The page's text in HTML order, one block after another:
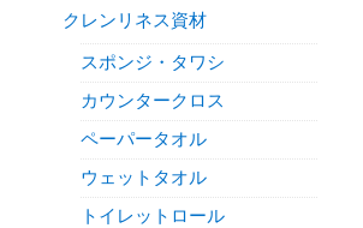
クレンリネス資材
スポンジ・タワシ
カウンタークロス
ペーパータオル
ウェットタオル
トイレットロール